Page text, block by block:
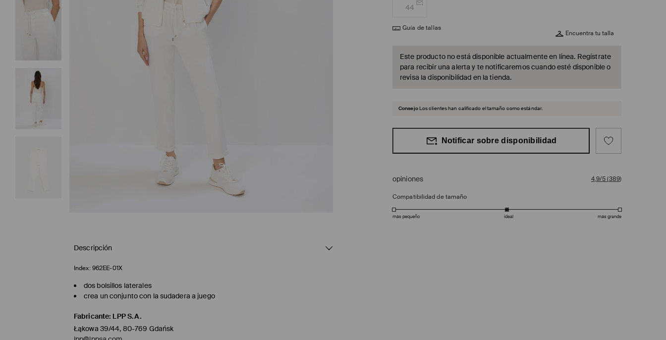
44
Guía de tallas
Encuentra tu talla
Este producto no está disponible actualmente en línea. Regístrate
para recibir una alerta y te notificaremos cuando esté disponible o
revisa la disponibilidad en la tienda.
Consejo Los clientes han calificado el tamaño como estándar.
Notificar sobre disponibilidad
opiniones 4,9/5(389)
Compatibilidad de tamaño
más pequeño ideal más grande
Descripción
Index: 962EE-01X
dos bolsillos laterales
crea un conjunto con la sudadera a juego
Fabricante: LPP S.A.
Łąkowa 39/44, 80-769 Gdańsk